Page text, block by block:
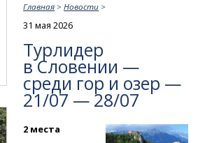
Главная >Новости >
31 мая 2026
Турлидер
в Словении —
среди гор и озер —
21/07 — 28/07
2 места